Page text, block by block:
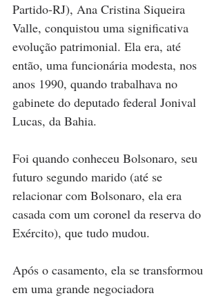
Partido-RJ), Ana Cristina Siqueira
Valle, conquistou uma significativa
evolução patrimonial. Ela era, até
então, uma funcionária modesta, nos
anos 1990, quando trabalhava no
gabinete do deputado federal Jonival
Lucas, da Bahia.
Foi quando conheceu Bolsonaro, seu
futuro segundo marido (até se
relacionar com Bolsonaro, ela era
casada com um coronel da reserva do
Exército), que tudo mudou.
Após o casamento, ela se transformou
em uma grande negociadora